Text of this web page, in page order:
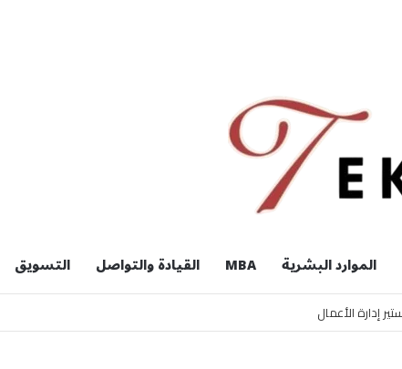
الموارد البشرية MBA القيادة والتواصل التسويق